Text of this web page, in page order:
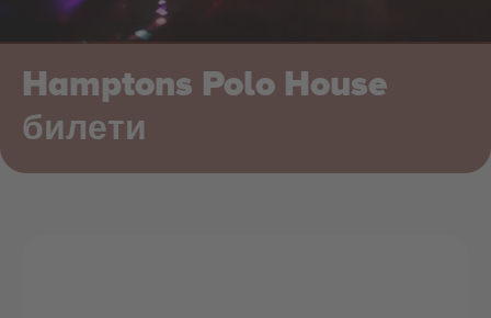
Hamptons Polo House
билети